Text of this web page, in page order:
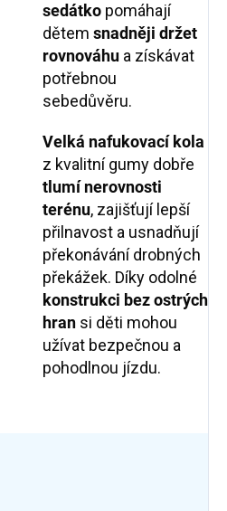
sedátko pomáhají
dětem snadněji držet
rovnováhu a získávat
potřebnou
sebedůvěru.
Velká nafukovací kola
z kvalitní gumy dobře
tlumí nerovnosti
terénu, zajišťují lepší
přilnavost a usnadňují
překonávání drobných
překážek. Díky odolné
konstrukci bez ostrých
hran si děti mohou
užívat bezpečnou a
pohodlnou jízdu.